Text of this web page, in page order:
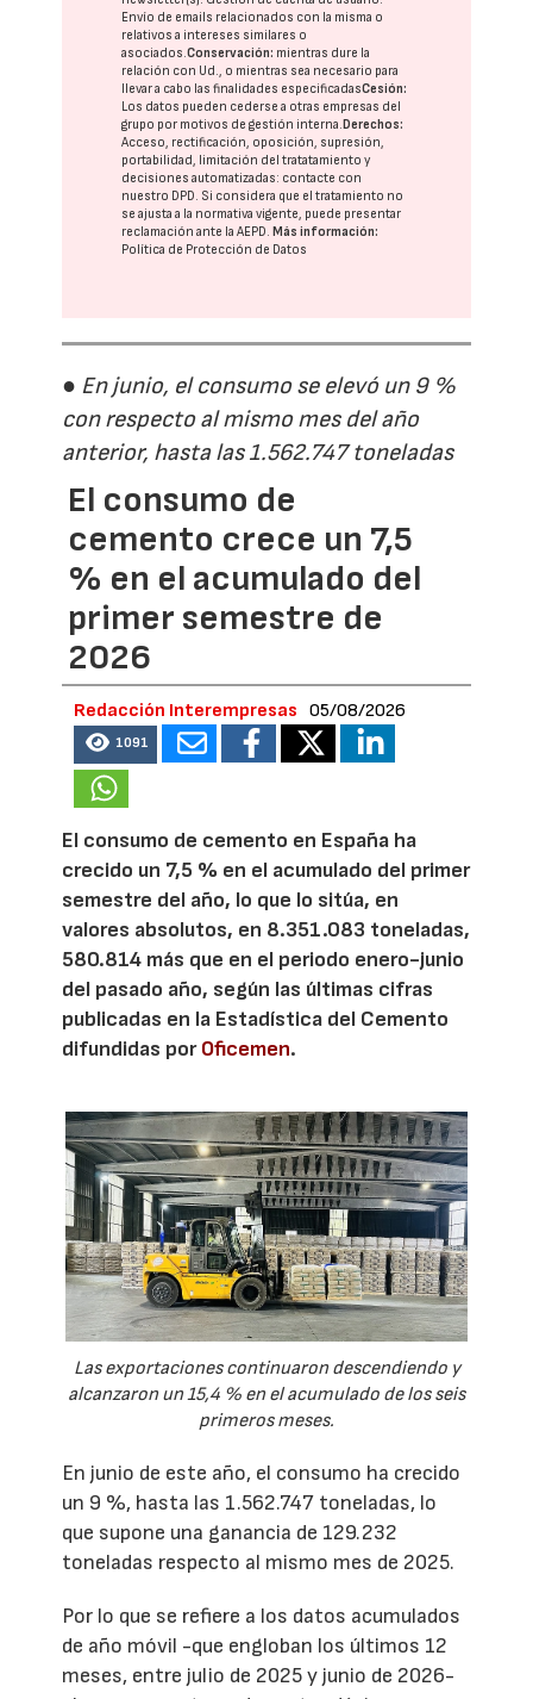
Envío de emails relacionados con la misma o
relativos a intereses similares o
asociados.Conservación: mientras dure la
relación con Ud., o mientras sea necesario para
llevar a cabo las finalidades especificadasCesión:
Los datos pueden cederse a otras empresas del
grupo por motivos de gestión interna.Derechos:
Acceso, rectificación, oposición, supresión,
portabilidad, limitación del tratatamiento y
decisiones automatizadas: contacte con
nuestro DPD. Si considera que el tratamiento no
se ajusta a la normativa vigente, puede presentar
reclamación ante laAEPD.Más información:
Política de Protección de Datos
● En junio, el consumo se elevó un 9 %
con respecto al mismo mes del año
anterior, hasta las 1.562.747 toneladas
El consumo de
cemento crece un 7,5
% en el acumulado del
primer semestre de
2026
Redacción Interempresas 05/08/2026
1091
El consumo de cemento en España ha
crecido un 7,5 % en el acumulado del primer
semestre del año, lo que lo sitúa, en
valores absolutos, en 8.351.083 toneladas,
580.814 más que en el periodo enero-junio
del pasado año, según las últimas cifras
publicadas en la Estadística del Cemento
difundidas porOficemen.
Las exportaciones continuaron descendiendo y
alcanzaron un 15,4 % en el acumulado de los seis
primeros meses.
En junio de este año, el consumo ha crecido
un 9 %, hasta las 1.562.747 toneladas, lo
que supone una ganancia de 129.232
toneladas respecto al mismo mes de 2025.
Por lo que se refiere a los datos acumulados
de año móvil -que engloban los últimos 12
meses, entre julio de 2025 y junio de 2026-